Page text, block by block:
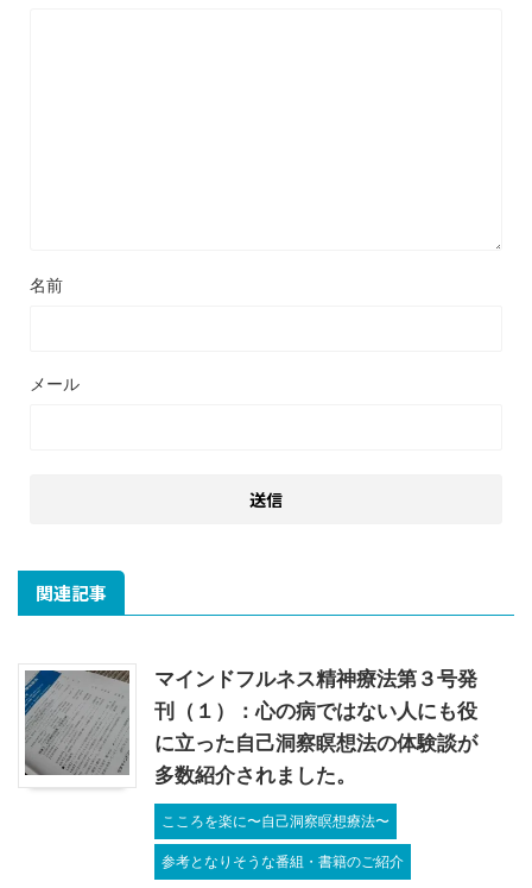
名前
メール
関連記事
マインドフルネス精神療法第３号発
刊（１）：心の病ではない人にも役
に立った自己洞察瞑想法の体験談が
多数紹介されました。
こころを楽に〜自己洞察瞑想療法〜
参考となりそうな番組・書籍のご紹介